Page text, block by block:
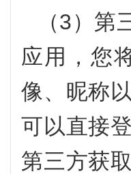
（3）
应用，您
像、昵称
可以直接
第三方获